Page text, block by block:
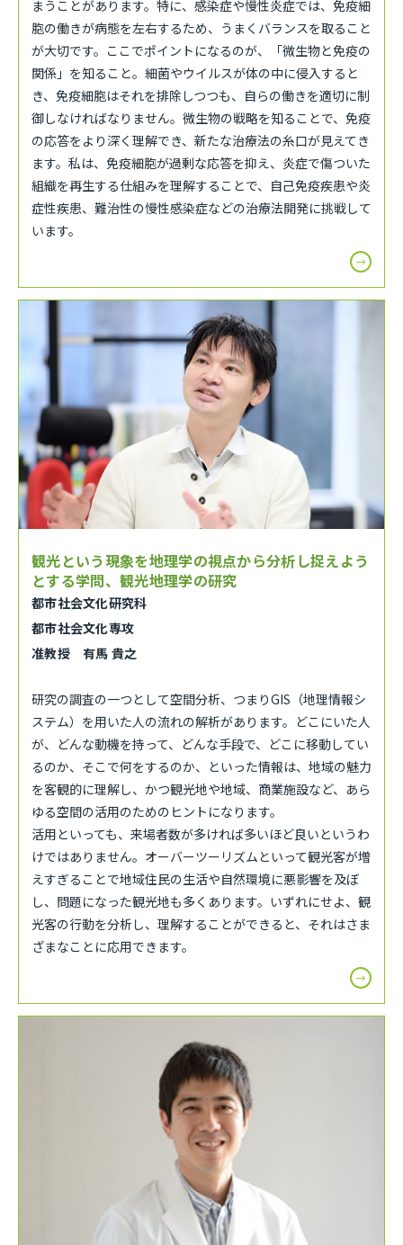
まうことがあります。特に、感染症や慢性炎症では、免疫細
胞の働きが病態を左右するため、うまくバランスを取ること
が大切です。ここでポイントになるのが、「微生物と免疫の
関係」を知ること。細菌やウイルスが体の中に侵入すると
き、免疫細胞はそれを排除しつつも、自らの働きを適切に制
御しなければなりません。微生物の戦略を知ることで、免疫
の応答をより深く理解でき、新たな治療法の糸口が見えてき
ます。私は、免疫細胞が過剰な応答を抑え、炎症で傷ついた
組織を再生する仕組みを理解することで、自己免疫疾患や炎
症性疾患、難治性の慢性感染症などの治療法開発に挑戦して
います。
観光という現象を地理学の視点から分析し捉えよう
とする学問、観光地理学の研究
都市社会文化研究科
都市社会文化専攻
准教授 有馬 貴之
研究の調査の一つとして空間分析、つまりGIS（地理情報シ
ステム）を用いた人の流れの解析があります。どこにいた人
が、どんな動機を持って、どんな手段で、どこに移動してい
るのか、そこで何をするのか、といった情報は、地域の魅力
を客観的に理解し、かつ観光地や地域、商業施設など、あら
ゆる空間の活用のためのヒントになります。
活用といっても、来場者数が多ければ多いほど良いというわ
けではありません。オーバーツーリズムといって観光客が増
えすぎることで地域住民の生活や自然環境に悪影響を及ぼ
し、問題になった観光地も多くあります。いずれにせよ、観
光客の行動を分析し、理解することができると、それはさま
ざまなことに応用できます。